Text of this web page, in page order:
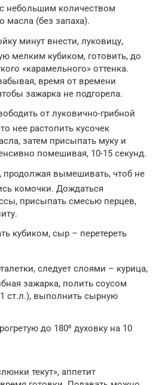
небольшим количеством
масла (без запаха).
минут внести, луковицу,
мелким кубиком, готовить, до
«карамельного» оттенка.
время от времени
зажарка не подгорела.
от луковично-грибной
нее растопить кусочек
затем присыпать муку и
помешивая, 10-15 секунд.
продолжая вымешивать, чтоб не
комочки. Дождаться
присыпать смесью перцев,
кубиком, сыр – перетереть
следует слоями – курица,
зажарка, полить соусом
ст.л.), выполнить сырную
до 180⁰ духовку на 10
текут», аппетит